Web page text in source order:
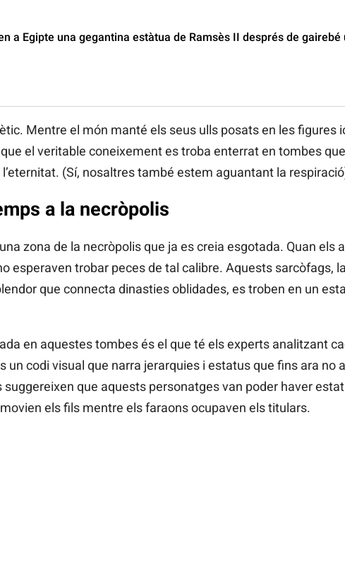
a Egipte una gegantina estàtua de Ramsès II després de gairebé
Mentre el món manté els seus ulls posats en les figures
el veritable coneixement es troba enterrat en tombes
(Sí, nosaltres també estem aguantant la
a la necròpolis
zona de la necròpolis que ja es creia esgotada. Quan els
esperaven trobar peces de tal calibre. Aquests sarcòfags,
que connecta dinasties oblidades, es troben en un
en aquestes tombes és el que té els experts analitzant
un codi visual que narra jerarquies i estatus que fins ara no
que aquests personatges van poder haver estat
els fils mentre els faraons ocupaven els titulars.